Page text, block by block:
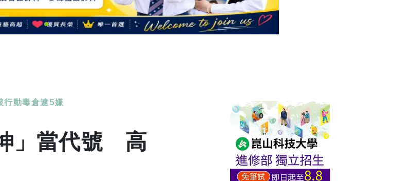
動毒倉逮5嫌
」當代號 高